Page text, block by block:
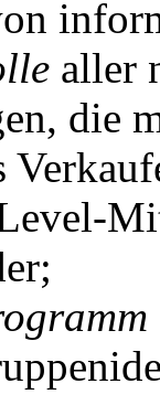
aller
die